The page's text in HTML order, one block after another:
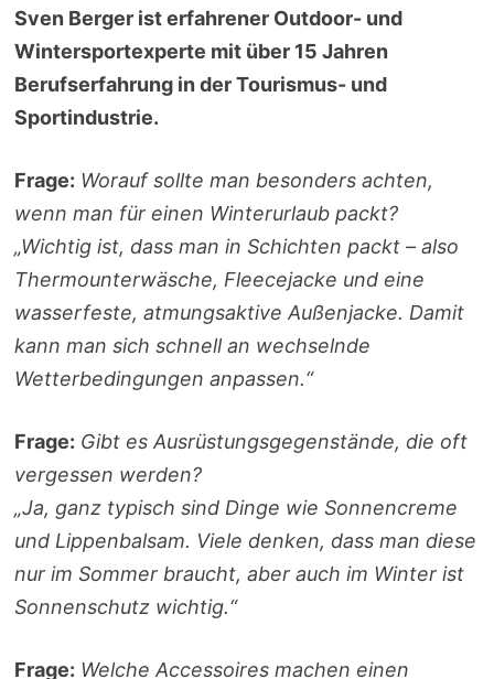
Sven Berger ist erfahrener Outdoor- und
Wintersportexperte mit über 15 Jahren
Berufserfahrung in der Tourismus- und
Sportindustrie.
Frage: Worauf sollte man besonders achten,
wenn man für einen Winterurlaub packt?
„Wichtig ist, dass man in Schichten packt – also
Thermounterwäsche, Fleecejacke und eine
wasserfeste, atmungsaktive Außenjacke. Damit
kann man sich schnell an wechselnde
Wetterbedingungen anpassen.“
Frage: Gibt es Ausrüstungsgegenstände, die oft
vergessen werden?
„Ja, ganz typisch sind Dinge wie Sonnencreme
und Lippenbalsam. Viele denken, dass man diese
nur im Sommer braucht, aber auch im Winter ist
Sonnenschutz wichtig.“
Frage: Welche Accessoires machen einen